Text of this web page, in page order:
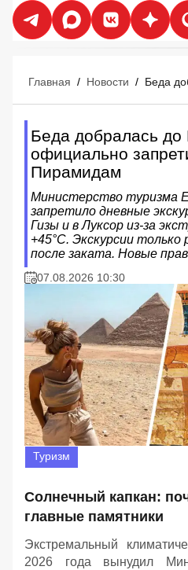
Главная / Новости /
Беда добралась до
официально
Пирамидам
Министерство туризма
запретило дневные
Гизы и в Луксор из-за
+45°C. Экскурсии
после заката. Новые
07.08.2026 10:30
Туризм
Солнечный капкан:
главные памятники
Экстремальный
2026 года вынудил